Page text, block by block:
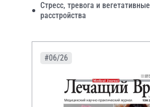
Стресс, тревога и вегетативные
расстройства
#06/26